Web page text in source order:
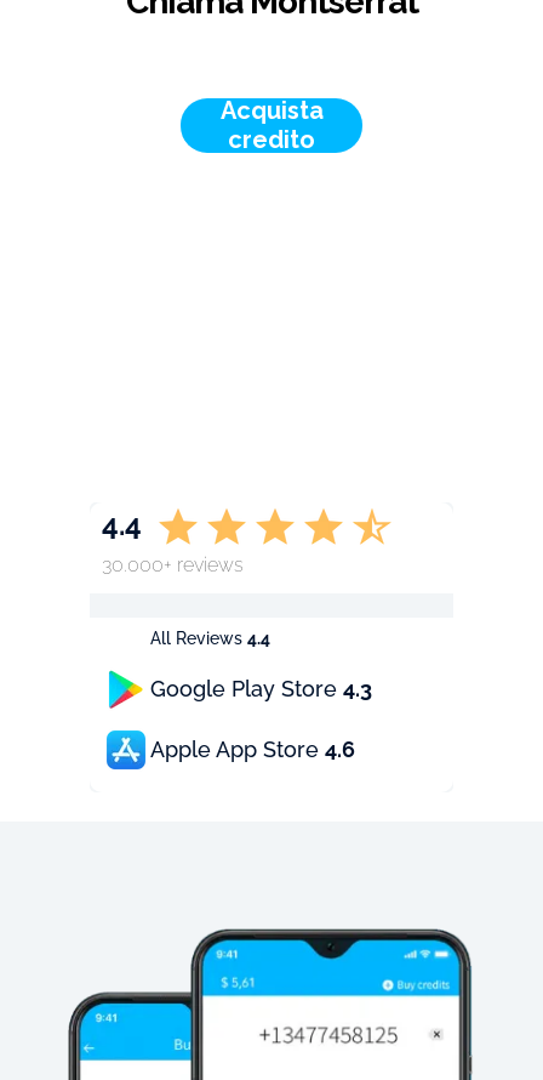
Acquista
credito
All Reviews 4.4
Google Play Store 4.3
Apple App Store 4.6
4.4
30.000+ reviews